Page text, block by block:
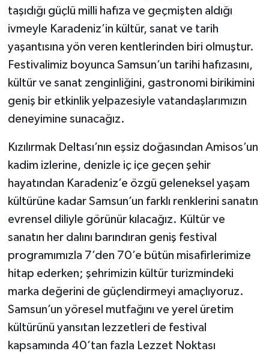
taşıdığı güçlü milli hafıza ve geçmişten aldığı
ivmeyle Karadeniz’in kültür, sanat ve tarih
yaşantısına yön veren kentlerinden biri olmuştur.
Festivalimiz boyunca Samsun’un tarihi hafızasını,
kültür ve sanat zenginliğini, gastronomi birikimini
geniş bir etkinlik yelpazesiyle vatandaşlarımızın
deneyimine sunacağız.
Kızılırmak Deltası’nın eşsiz doğasından Amisos’un
kadim izlerine, denizle iç içe geçen şehir
hayatından Karadeniz’e özgü geleneksel yaşam
kültürüne kadar Samsun’un farklı renklerini sanatın
evrensel diliyle görünür kılacağız. Kültür ve
sanatın her dalını barındıran geniş festival
programımızla 7’den 70’e bütün misafirlerimize
hitap ederken; şehrimizin kültür turizmindeki
marka değerini de güçlendirmeyi amaçlıyoruz.
Samsun’un yöresel mutfağını ve yerel üretim
kültürünü yansıtan lezzetleri de festival
kapsamında 40’tan fazla Lezzet Noktası